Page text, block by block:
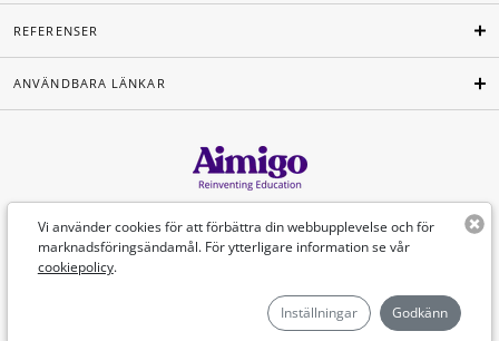
Vi använder cookies för att förbättra din webbupplevelse och för
marknadsföringsändamål. För ytterligare information se vår
cookiepolicy.
Inställningar Godkänn
REFERENSER
ANVÄNDBARA LÄNKAR
Svenska